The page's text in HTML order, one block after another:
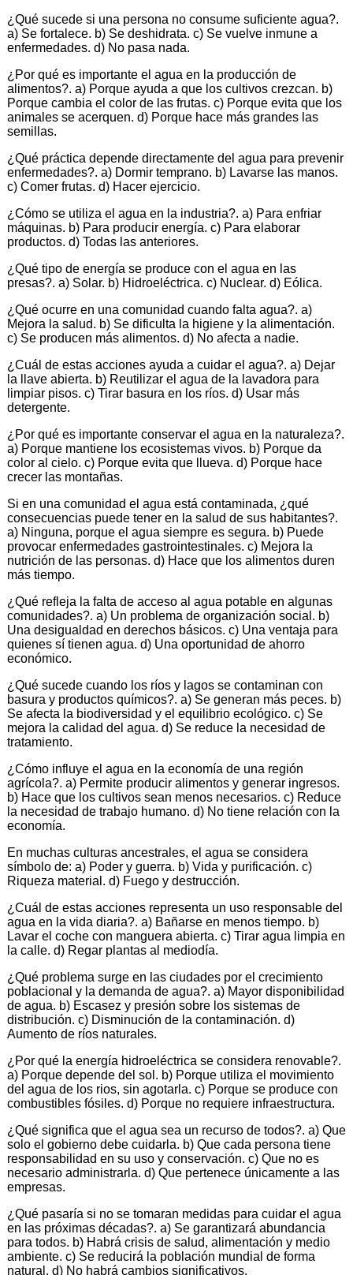
¿Qué sucede si una persona no consume suficiente agua?.
a) Se fortalece. b) Se deshidrata. c) Se vuelve inmune a
enfermedades. d) No pasa nada.
¿Por qué es importante el agua en la producción de
alimentos?. a) Porque ayuda a que los cultivos crezcan. b)
Porque cambia el color de las frutas. c) Porque evita que los
animales se acerquen. d) Porque hace más grandes las
semillas.
¿Qué práctica depende directamente del agua para prevenir
enfermedades?. a) Dormir temprano. b) Lavarse las manos.
c) Comer frutas. d) Hacer ejercicio.
¿Cómo se utiliza el agua en la industria?. a) Para enfriar
máquinas. b) Para producir energía. c) Para elaborar
productos. d) Todas las anteriores.
¿Qué tipo de energía se produce con el agua en las
presas?. a) Solar. b) Hidroeléctrica. c) Nuclear. d) Eólica.
¿Qué ocurre en una comunidad cuando falta agua?. a)
Mejora la salud. b) Se dificulta la higiene y la alimentación.
c) Se producen más alimentos. d) No afecta a nadie.
¿Cuál de estas acciones ayuda a cuidar el agua?. a) Dejar
la llave abierta. b) Reutilizar el agua de la lavadora para
limpiar pisos. c) Tirar basura en los ríos. d) Usar más
detergente.
¿Por qué es importante conservar el agua en la naturaleza?.
a) Porque mantiene los ecosistemas vivos. b) Porque da
color al cielo. c) Porque evita que llueva. d) Porque hace
crecer las montañas.
Si en una comunidad el agua está contaminada, ¿qué
consecuencias puede tener en la salud de sus habitantes?.
a) Ninguna, porque el agua siempre es segura. b) Puede
provocar enfermedades gastrointestinales. c) Mejora la
nutrición de las personas. d) Hace que los alimentos duren
más tiempo.
¿Qué refleja la falta de acceso al agua potable en algunas
comunidades?. a) Un problema de organización social. b)
Una desigualdad en derechos básicos. c) Una ventaja para
quienes sí tienen agua. d) Una oportunidad de ahorro
económico.
¿Qué sucede cuando los ríos y lagos se contaminan con
basura y productos químicos?. a) Se generan más peces. b)
Se afecta la biodiversidad y el equilibrio ecológico. c) Se
mejora la calidad del agua. d) Se reduce la necesidad de
tratamiento.
¿Cómo influye el agua en la economía de una región
agrícola?. a) Permite producir alimentos y generar ingresos.
b) Hace que los cultivos sean menos necesarios. c) Reduce
la necesidad de trabajo humano. d) No tiene relación con la
economía.
En muchas culturas ancestrales, el agua se considera
símbolo de: a) Poder y guerra. b) Vida y purificación. c)
Riqueza material. d) Fuego y destrucción.
¿Cuál de estas acciones representa un uso responsable del
agua en la vida diaria?. a) Bañarse en menos tiempo. b)
Lavar el coche con manguera abierta. c) Tirar agua limpia en
la calle. d) Regar plantas al mediodía.
¿Qué problema surge en las ciudades por el crecimiento
poblacional y la demanda de agua?. a) Mayor disponibilidad
de agua. b) Escasez y presión sobre los sistemas de
distribución. c) Disminución de la contaminación. d)
Aumento de ríos naturales.
¿Por qué la energía hidroeléctrica se considera renovable?.
a) Porque depende del sol. b) Porque utiliza el movimiento
del agua de los rios, sin agotarla. c) Porque se produce con
combustibles fósiles. d) Porque no requiere infraestructura.
¿Qué significa que el agua sea un recurso de todos?. a) Que
solo el gobierno debe cuidarla. b) Que cada persona tiene
responsabilidad en su uso y conservación. c) Que no es
necesario administrarla. d) Que pertenece únicamente a las
empresas.
¿Qué pasaría si no se tomaran medidas para cuidar el agua
en las próximas décadas?. a) Se garantizará abundancia
para todos. b) Habrá crisis de salud, alimentación y medio
ambiente. c) Se reducirá la población mundial de forma
natural. d) No habrá cambios significativos.